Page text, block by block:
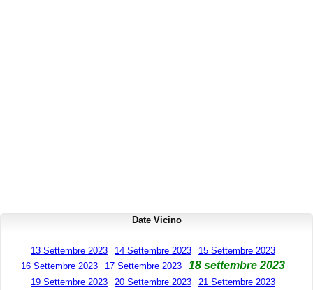
Date Vicino
13 Settembre 2023 14 Settembre 2023
15 Settembre 2023
16 Settembre 2023
17 Settembre 2023 18 settembre 2023
19 Settembre 2023 20 Settembre 2023
21 Settembre 2023